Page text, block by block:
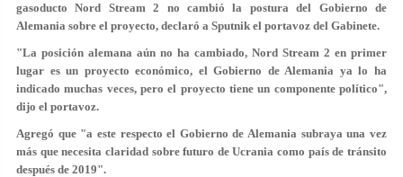
gasoducto Nord Stream 2 no cambió la postura del Gobierno de
Alemania sobre el proyecto, declaró a Sputnik el portavoz del Gabinete.
"La posición alemana aún no ha cambiado, Nord Stream 2 en primer
lugar es un proyecto económico, el Gobierno de Alemania ya lo ha
indicado muchas veces, pero el proyecto tiene un componente político",
dijo el portavoz.
Agregó que "a este respecto el Gobierno de Alemania subraya una vez
más que necesita claridad sobre futuro de Ucrania como país de tránsito
después de 2019".